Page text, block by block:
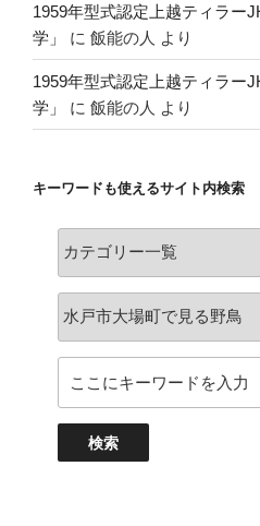
1959年型式認定上越ティラー
学」
に 飯能の人 より
1959年型式認定上越ティラー
学」
に 飯能の人 より
キーワードも使えるサイト内検索